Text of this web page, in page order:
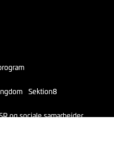
Sektion8
og sociale samarbejder